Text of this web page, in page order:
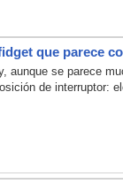
que parece
aunque se parece
de interruptor: